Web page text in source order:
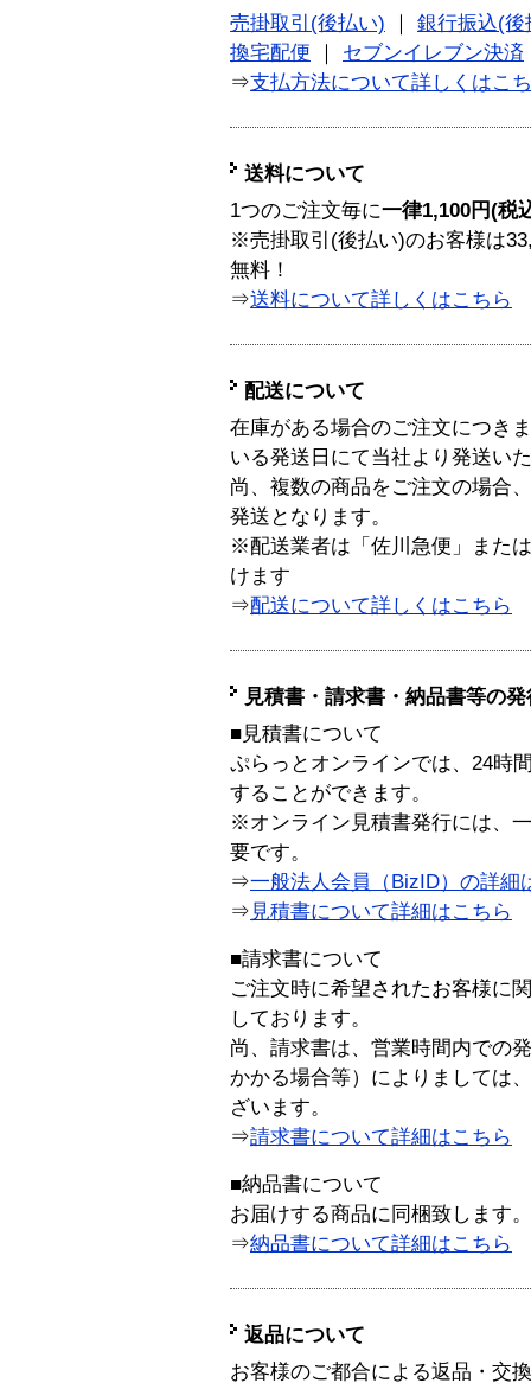
売掛取引(後払い)
銀行振込(後
換宅配便
セブンイレブン決済
⇒支払方法について詳しくはこ
送料について
1つのご注文毎に一律1,100円(税
※売掛取引(後払い)のお客様は
無料！
⇒送料について詳しくはこちら
配送について
在庫がある場合のご注文につき
いる発送日にて当社より発送い
尚、複数の商品をご注文の場合
発送となります。
※配送業者は「佐川急便」また
けます
⇒配送について詳しくはこちら
見積書・請求書・納品書等の
■見積書について
ぷらっとオンラインでは、24時
することができます。
※オンライン見積書発行には、
要です。
⇒一般法人会員（BizID）の詳細
⇒ 見積書について詳細はこちら
■請求書について
ご注文時に希望されたお客様に
しております。
尚、請求書は、営業時間内での
かかる場合等）によりましては
ざいます。
⇒請求書について詳細はこちら
■納品書について
お届けする商品に同梱致します。
⇒納品書について詳細はこちら
返品について
お客様のご都合による返品・交